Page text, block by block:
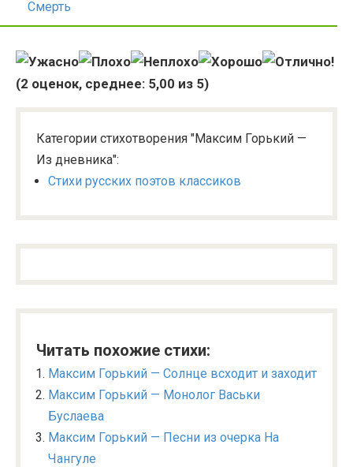
Смерть
(2 оценок, среднее: 5,00 из 5)
Категории стихотворения "Максим Горький —
Из дневника":
Стихи русских поэтов классиков
Читать похожие стихи:
Максим Горький — Солнце всходит и заходит
Максим Горький — Монолог Васьки
Буслаева
Максим Горький — Песни из очерка На
Чангуле